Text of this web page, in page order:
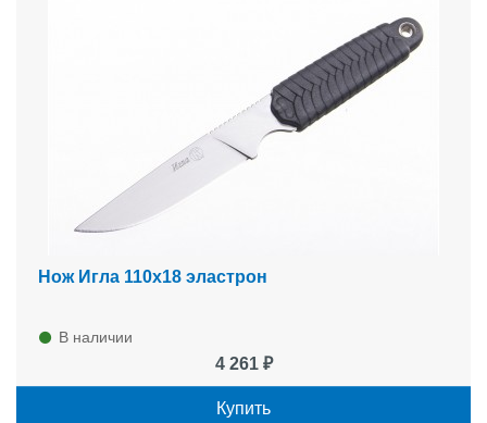
Нож Игла 110х18 эластрон
В наличии
4 261 ₽
Купить